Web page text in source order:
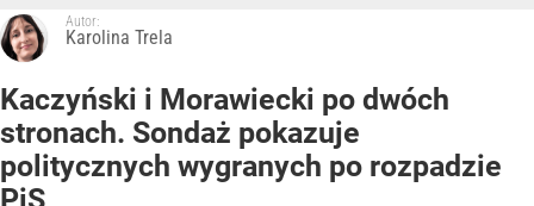
Autor:
Karolina Trela
Kaczyński i Morawiecki po dwóch
stronach. Sondaż pokazuje
politycznych wygranych po rozpadzie
PiS